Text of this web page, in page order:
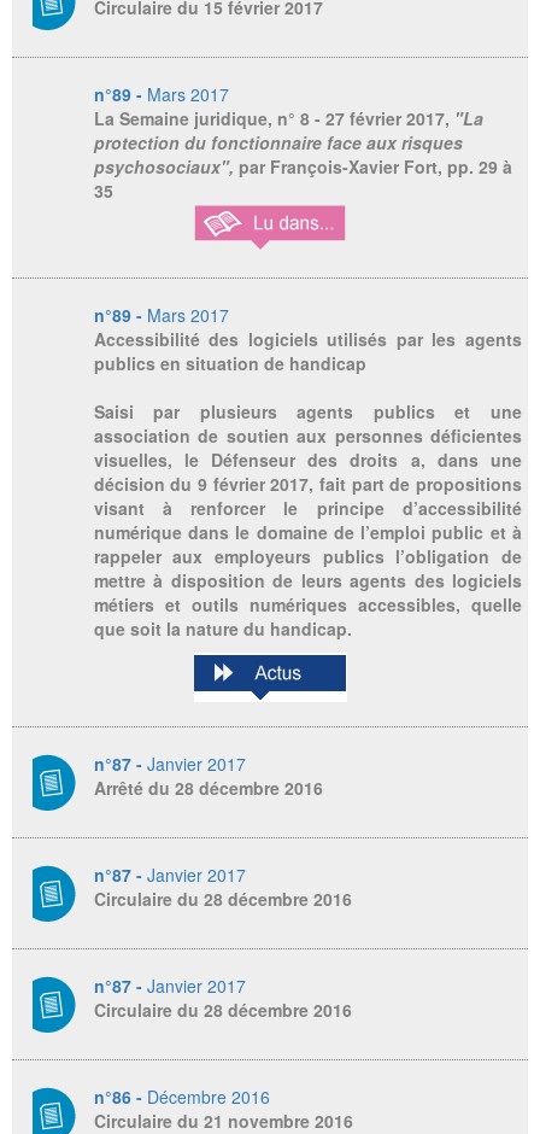
Circulaire du 15 février 2017
n°89 - Mars 2017
La Semaine juridique, n° 8 - 27 février 2017, "La
protection du fonctionnaire face aux risques
psychosociaux", par François-Xavier Fort, pp. 29 à
35
n°89 - Mars 2017
Accessibilité des logiciels utilisés par les agents
publics en situation de handicap
Saisi par plusieurs agents publics et une
association de soutien aux personnes déficientes
visuelles, le Défenseur des droits a, dans une
décision du 9 février 2017, fait part de propositions
visant à renforcer le principe d’accessibilité
numérique dans le domaine de l’emploi public et à
rappeler aux employeurs publics l’obligation de
mettre à disposition de leurs agents des logiciels
métiers et outils numériques accessibles, quelle
que soit la nature du handicap.
n°87 - Janvier 2017
Arrêté du 28 décembre 2016
n°87 - Janvier 2017
Circulaire du 28 décembre 2016
n°87 - Janvier 2017
Circulaire du 28 décembre 2016
n°86 - Décembre 2016
Circulaire du 21 novembre 2016